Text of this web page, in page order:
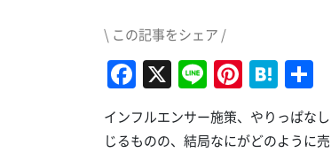
\ この記事をシェア /
Facebook
X Line
インフルエンサー施策、やりっぱな
じるものの、結局なにがどのように